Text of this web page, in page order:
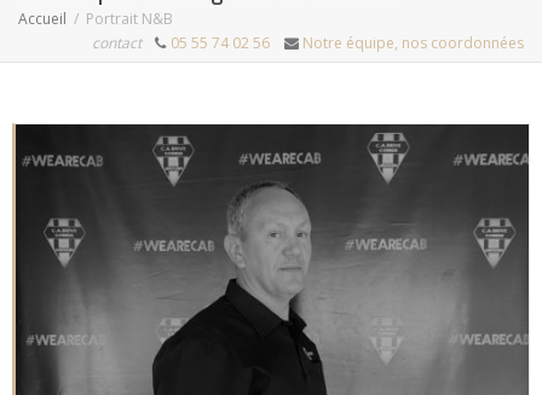
navigation
Accueil
Portrait N&B
contact
05 55 74 02 56 Notre équipe, nos coordonnées